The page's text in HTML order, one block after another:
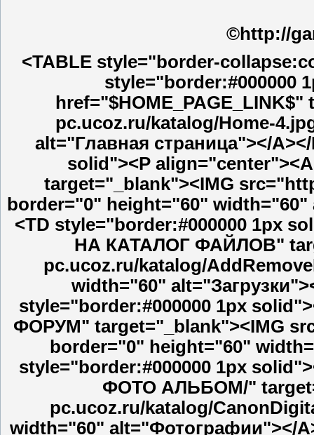
©http://
<TABLE style="border-
style="border:#000000
pc.ucoz.ru/katalog/Home-
alt="Главная страница"></
solid"><P
target="_blank"><IMG
border="0" height="60"
<TD style="border:#000000 1px
НА КАТАЛОГ ФАЙЛОВ"
pc.ucoz.ru/katalog/
width="60"
style="border:#000000 1px
ФОРУМ" target="_blank"><IMG
border="0" height="60"
style="border:#000000 1px
ФОТО АЛЬБОМ/"
pc.ucoz.ru/katalog/
width="60" alt="Фотографии"></